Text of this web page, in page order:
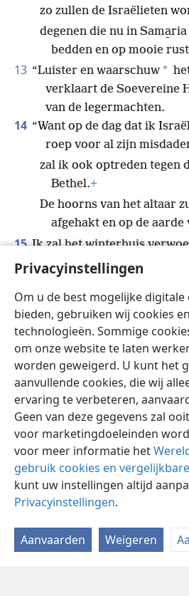
Privacyinstellingen
Om u de best mogelijke
bieden, gebruiken wij cookies
technologieën. Sommige
om onze website te laten
worden geweigerd. U kunt het
aanvullende cookies, die wij
ervaring te verbeteren,
Geen van deze gegevens zal
voor marketingdoeleinden
voor meer informatie het
gebruik cookies en
kunt uw instellingen altijd
Privacyinstellingen.
Aanvaarden Weigeren
zo zullen de Israëlieten
degenen die nu in
bedden en op mooie
13 “Luister en waarschuw *
verklaart de Soevereine
van de legermachten.
14 “Want op de dag dat ik
roep voor al zijn
zal ik ook optreden tegen
Bethel.+
De hoorns van het altaar
afgehakt en op de aarde
15 Ik zal het winterhuis
zomerhuis.”
en de grote * huizen
verklaart Jehovah.’
Nederlands Delen
Copyright © 2026 Watch Tower Bible and
Gebruiksvoorwaarden
JW.ORG